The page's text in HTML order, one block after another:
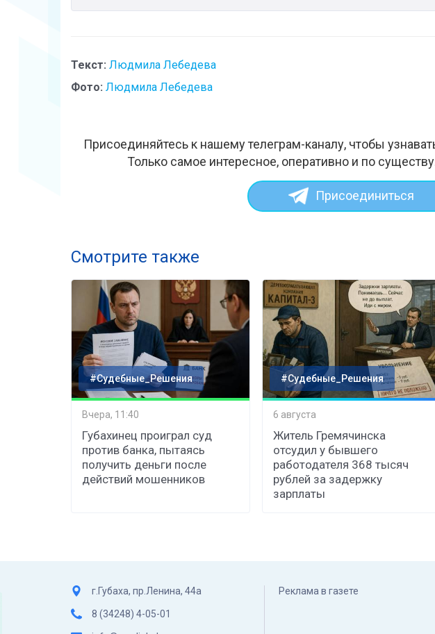
Текст: Людмила Лебедева
Фото: Людмила Лебедева
Присоединяйтесь к нашему телеграм-каналу, чтобы
Только самое интересное, оперативно и по
Присоединиться
Смотрите также
#Судебные_Решения
Вчера, 11:40
Губахинец проиграл суд
против банка, пытаясь
получить деньги после
действий мошенников
#Судебные_Решения
6 августа
Житель Гремячинска
отсудил у бывшего
работодателя 368 тысяч
рублей за задержку
зарплаты
г.Губаха, пр.Ленина, 44а
8 (34248) 4-05-01
Реклама в газете